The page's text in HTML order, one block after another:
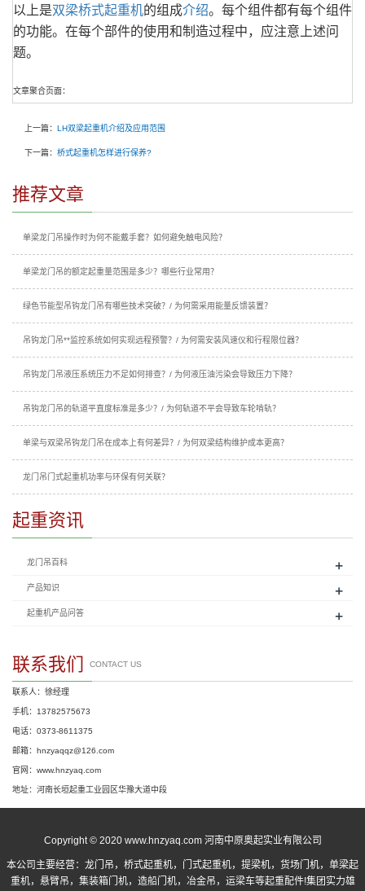
以上是双梁桥式起重机的组成介绍。每个组件都有每个组件
的功能。在每个部件的使用和制造过程中，应注意上述问
题。
文章聚合页面：
上一篇： LH双梁起重机介绍及应用范围
下一篇： 桥式起重机怎样进行保养?
推荐文章
单梁龙门吊操作时为何不能戴手套？如何避免触电风险？
单梁龙门吊的额定起重量范围是多少？哪些行业常用？
绿色节能型吊钩龙门吊有哪些技术突破？/ 为何需采用能量反馈装置？
吊钩龙门吊**监控系统如何实现远程预警？/ 为何需安装风速仪和行程限位器？
吊钩龙门吊液压系统压力不足如何排查？/ 为何液压油污染会导致压力下降？
吊钩龙门吊的轨道平直度标准是多少？/ 为何轨道不平会导致车轮啃轨？
单梁与双梁吊钩龙门吊在成本上有何差异？/ 为何双梁结构维护成本更高？
龙门吊门式起重机功率与环保有何关联？
起重资讯
龙门吊百科 +
产品知识 +
起重机产品问答 +
联系我们 CONTACT US
联系人：徐经理
手机：13782575673
电话：0373-8611375
邮箱：hnzyaqqz@126.com
官网：www.hnzyaq.com
地址：河南长垣起重工业园区华豫大道中段
Copyright © 2020 www.hnzyaq.com 河南中原奥起实业有限公司
本公司主要经营： 龙门吊 ， 桥式起重机， 门式起重机，提梁机，货场门机，单梁起
重机，悬臂吊，集装箱门机，造船门机，冶金吊，运梁车等起重配件!集团实力雄